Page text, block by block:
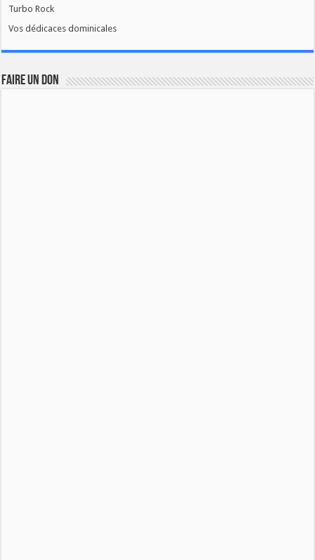
Turbo Rock
Vos dédicaces dominicales
FAIRE UN DON